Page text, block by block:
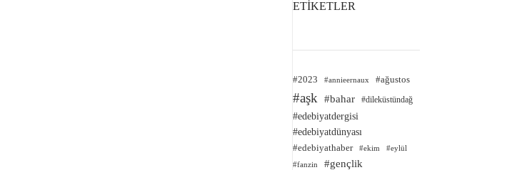
ETİKETLER
#2023 #annieernaux #ağustos
#aşk #bahar #dileküstündağ
#edebiyatdergisi
#edebiyatdünyası
#edebiyathaber #ekim #eylül
#fanzin
#gençlik